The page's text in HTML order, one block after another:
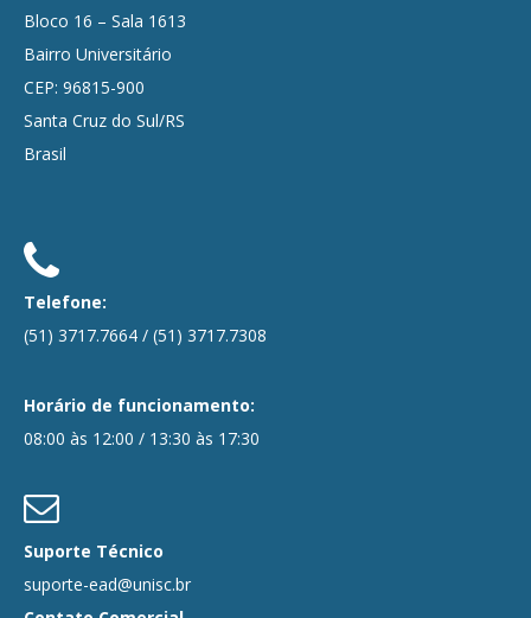
Bloco 16 – Sala 1613
Bairro Universitário
CEP: 96815-900
Santa Cruz do Sul/RS
Brasil
Telefone:
(51) 3717.7664 / (51) 3717.7308
Horário de funcionamento:
08:00 às 12:00 / 13:30 às 17:30
Suporte Técnico
suporte-ead@unisc.br